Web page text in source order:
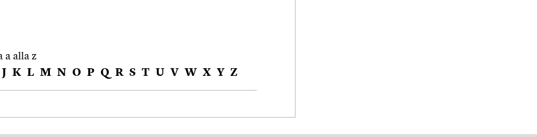
a alla z
J K L M N O P Q R S T U V W X Y Z